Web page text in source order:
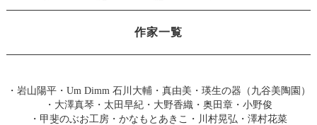
作家一覧
・ 岩山陽平・ Um Dimm 石川大輔・真由美 ・ 瑛生の器（九谷美陶園）
・ 大澤真琴 ・ 太田早紀 ・ 大野香織 ・ 奥田章 ・ 小野俊
・ 甲斐のぶお工房 ・ かなもとあきこ ・ 川村晃弘 ・ 澤村花菜